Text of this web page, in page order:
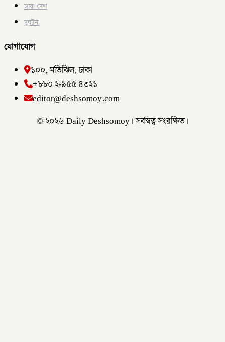
সারা দেশ
দুর্ঘটনা
যোগাযোগ
১০০, মতিঝিল, ঢাকা
+৮৮০ ২-৯৫৫ ৪৩২১
editor@deshsomoy.com
© ২০২৬ Daily Deshsomoy। সর্বস্বত্ব সংরক্ষিত।